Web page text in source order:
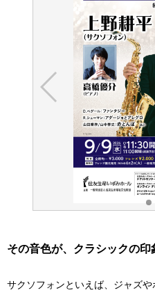
その音色が、クラシックの印
サクソフォンといえば、ジャズ